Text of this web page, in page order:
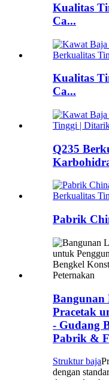
Kualitas
Ca...
Kualitas
Ca...
Q235
Pabrik
Bangunan
Pracetak
- Gudang
Pabrik &
Struktur baja
dengan